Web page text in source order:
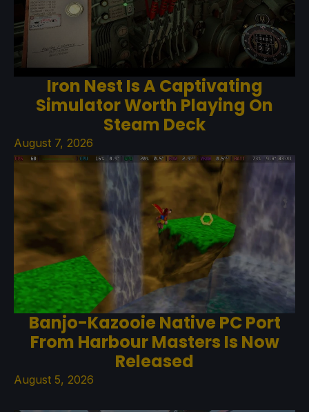
Iron Nest Is A Captivating
Simulator Worth Playing On
Steam Deck
August 7, 2026
Banjo-Kazooie Native PC Port
From Harbour Masters Is Now
Released
August 5, 2026